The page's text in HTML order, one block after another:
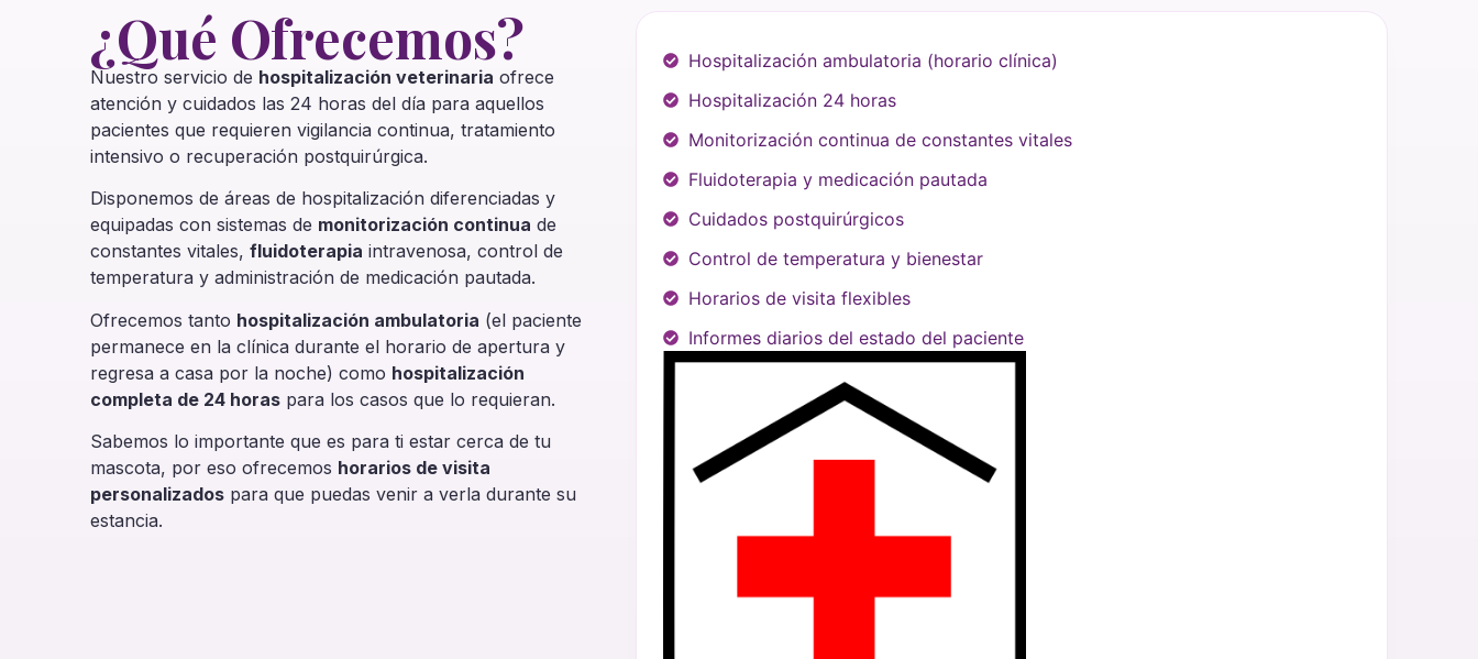
¿Qué Ofrecemos?
Nuestro servicio de hospitalización veterinaria ofrece
atención y cuidados las 24 horas del día para aquellos
pacientes que requieren vigilancia continua, tratamiento
intensivo o recuperación postquirúrgica.
Disponemos de áreas de hospitalización diferenciadas y
equipadas con sistemas de monitorización continua de
constantes vitales, fluidoterapia intravenosa, control de
temperatura y administración de medicación pautada.
Ofrecemos tanto hospitalización ambulatoria (el paciente
permanece en la clínica durante el horario de apertura y
regresa a casa por la noche) como hospitalización
completa de 24 horas para los casos que lo requieran.
Sabemos lo importante que es para ti estar cerca de tu
mascota, por eso ofrecemos horarios de visita
personalizados para que puedas venir a verla durante su
estancia.
Hospitalización ambulatoria (horario clínica)
Hospitalización 24 horas
Monitorización continua de constantes vitales
Fluidoterapia y medicación pautada
Cuidados postquirúrgicos
Control de temperatura y bienestar
Horarios de visita flexibles
Informes diarios del estado del paciente